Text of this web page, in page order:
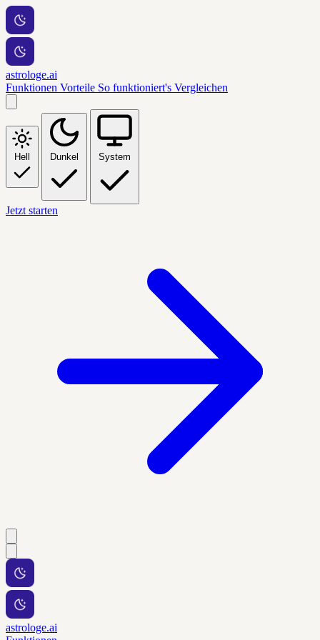
astrologe.ai
Funktionen Vorteile So funktioniert's Vergleichen
Hell Dunkel System
Jetzt starten
astrologe.ai